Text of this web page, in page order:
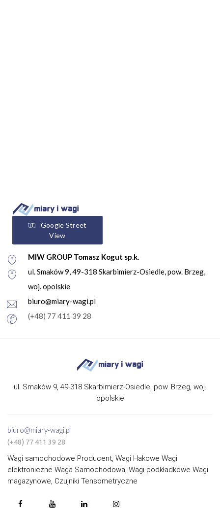
Google Street
View
MIW GROUP Tomasz Kogut sp.k.
ul. Smaków 9, 49-318 Skarbimierz-Osiedle, pow. Brzeg,
woj. opolskie
biuro@miary-wagi.pl
(+48) 77 411 39 28
ul. Smaków 9, 49-318 Skarbimierz-Osiedle, pow. Brzeg, woj.
opolskie
biuro@miary-wagi.pl
(+48) 77 411 39 28
Wagi samochodowe Producent, Wagi Hakowe Wagi
elektroniczne Waga Samochodowa, Wagi podkładkowe Wagi
magazynowe, Czujniki Tensometryczne